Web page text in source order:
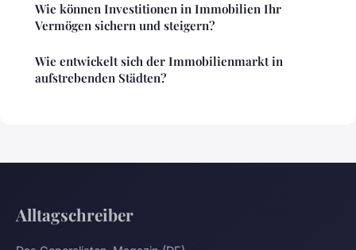
Wie können Investitionen in Immobilien Ihr
Vermögen sichern und steigern?
Wie entwickelt sich der Immobilienmarkt in
aufstrebenden Städten?
Alltagschreiber